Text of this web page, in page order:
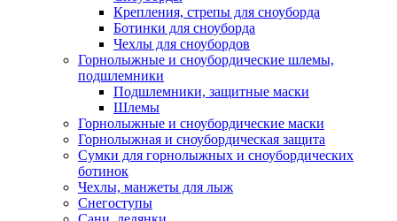
Крепления, стрепы для сноуборда
Ботинки для сноуборда
Чехлы для сноубордов
Горнолыжные и сноубордические шлемы,
подшлемники
Подшлемники, защитные маски
Шлемы
Горнолыжные и сноубордические маски
Горнолыжная и сноубордическая защита
Сумки для горнолыжных и сноубордических
ботинок
Чехлы, манжеты для лыж
Снегоступы